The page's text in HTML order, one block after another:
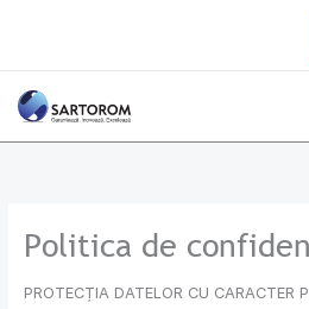
Politica de
PROTECȚIA DATELOR CU CARACTER